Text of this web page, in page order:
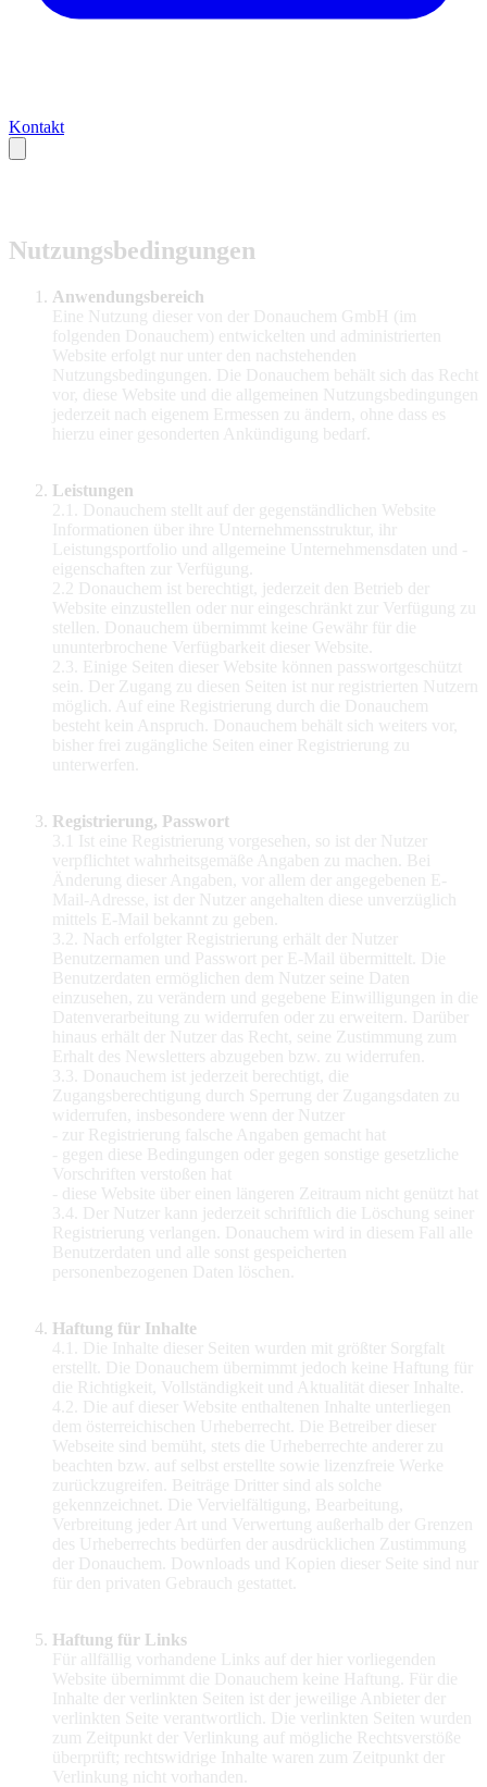
Kontakt
Nutzungsbedingungen
Anwendungsbereich
Eine Nutzung dieser von der Donauchem GmbH (im
folgenden Donauchem) entwickelten und administrierten
Website erfolgt nur unter den nachstehenden
Nutzungsbedingungen. Die Donauchem behält sich das Recht
vor, diese Website und die allgemeinen Nutzungsbedingungen
jederzeit nach eigenem Ermessen zu ändern, ohne dass es
hierzu einer gesonderten Ankündigung bedarf.
Leistungen
2.1. Donauchem stellt auf der gegenständlichen Website
Informationen über ihre Unternehmensstruktur, ihr
Leistungsportfolio und allgemeine Unternehmensdaten und -
eigenschaften zur Verfügung.
2.2 Donauchem ist berechtigt, jederzeit den Betrieb der
Website einzustellen oder nur eingeschränkt zur Verfügung zu
stellen. Donauchem übernimmt keine Gewähr für die
ununterbrochene Verfügbarkeit dieser Website.
2.3. Einige Seiten dieser Website können passwortgeschützt
sein. Der Zugang zu diesen Seiten ist nur registrierten Nutzern
möglich. Auf eine Registrierung durch die Donauchem
besteht kein Anspruch. Donauchem behält sich weiters vor,
bisher frei zugängliche Seiten einer Registrierung zu
unterwerfen.
Registrierung, Passwort
3.1 Ist eine Registrierung vorgesehen, so ist der Nutzer
verpflichtet wahrheitsgemäße Angaben zu machen. Bei
Änderung dieser Angaben, vor allem der angegebenen E-
Mail-Adresse, ist der Nutzer angehalten diese unverzüglich
mittels E-Mail bekannt zu geben.
3.2. Nach erfolgter Registrierung erhält der Nutzer
Benutzernamen und Passwort per E-Mail übermittelt. Die
Benutzerdaten ermöglichen dem Nutzer seine Daten
einzusehen, zu verändern und gegebene Einwilligungen in die
Datenverarbeitung zu widerrufen oder zu erweitern. Darüber
hinaus erhält der Nutzer das Recht, seine Zustimmung zum
Erhalt des Newsletters abzugeben bzw. zu widerrufen.
3.3. Donauchem ist jederzeit berechtigt, die
Zugangsberechtigung durch Sperrung der Zugangsdaten zu
widerrufen, insbesondere wenn der Nutzer
- zur Registrierung falsche Angaben gemacht hat
- gegen diese Bedingungen oder gegen sonstige gesetzliche
Vorschriften verstoßen hat
- diese Website über einen längeren Zeitraum nicht genützt hat
3.4. Der Nutzer kann jederzeit schriftlich die Löschung seiner
Registrierung verlangen. Donauchem wird in diesem Fall alle
Benutzerdaten und alle sonst gespeicherten
personenbezogenen Daten löschen.
Haftung für Inhalte
4.1. Die Inhalte dieser Seiten wurden mit größter Sorgfalt
erstellt. Die Donauchem übernimmt jedoch keine Haftung für
die Richtigkeit, Vollständigkeit und Aktualität dieser Inhalte.
4.2. Die auf dieser Website enthaltenen Inhalte unterliegen
dem österreichischen Urheberrecht. Die Betreiber dieser
Webseite sind bemüht, stets die Urheberrechte anderer zu
beachten bzw. auf selbst erstellte sowie lizenzfreie Werke
zurückzugreifen. Beiträge Dritter sind als solche
gekennzeichnet. Die Vervielfältigung, Bearbeitung,
Verbreitung jeder Art und Verwertung außerhalb der Grenzen
des Urheberrechts bedürfen der ausdrücklichen Zustimmung
der Donauchem. Downloads und Kopien dieser Seite sind nur
für den privaten Gebrauch gestattet.
Haftung für Links
Für allfällig vorhandene Links auf der hier vorliegenden
Website übernimmt die Donauchem keine Haftung. Für die
Inhalte der verlinkten Seiten ist der jeweilige Anbieter der
verlinkten Seite verantwortlich. Die verlinkten Seiten wurden
zum Zeitpunkt der Verlinkung auf mögliche Rechtsverstöße
überprüft; rechtswidrige Inhalte waren zum Zeitpunkt der
Verlinkung nicht vorhanden.